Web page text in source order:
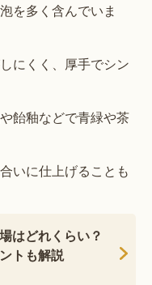
を多く含んでいま
にくく、厚手でシン
飴釉などで青緑や茶
いに仕上げることも
はどれくらい？
トも解説